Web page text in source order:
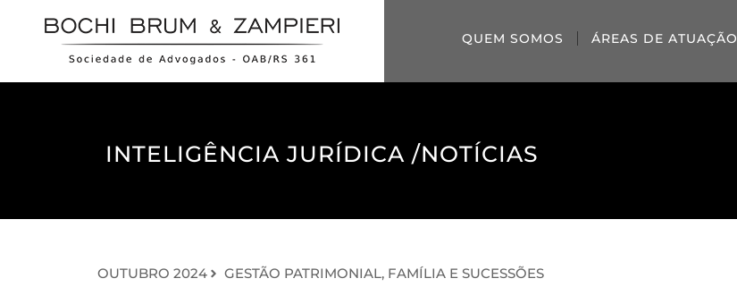
QUEM SOMOS ÁREAS DE ATUAÇÃO
INTELIGÊNCIA JURÍDICA /NOTÍCIAS
OUTUBRO 2024 GESTÃO PATRIMONIAL, FAMÍLIA E SUCESSÕES